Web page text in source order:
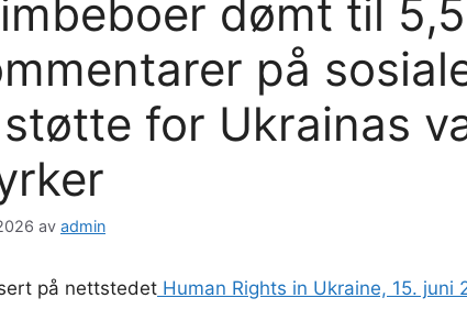
dømt til
på
for Ukrainas
av admin
på nettstedet Human Rights in Ukraine, 15. juni